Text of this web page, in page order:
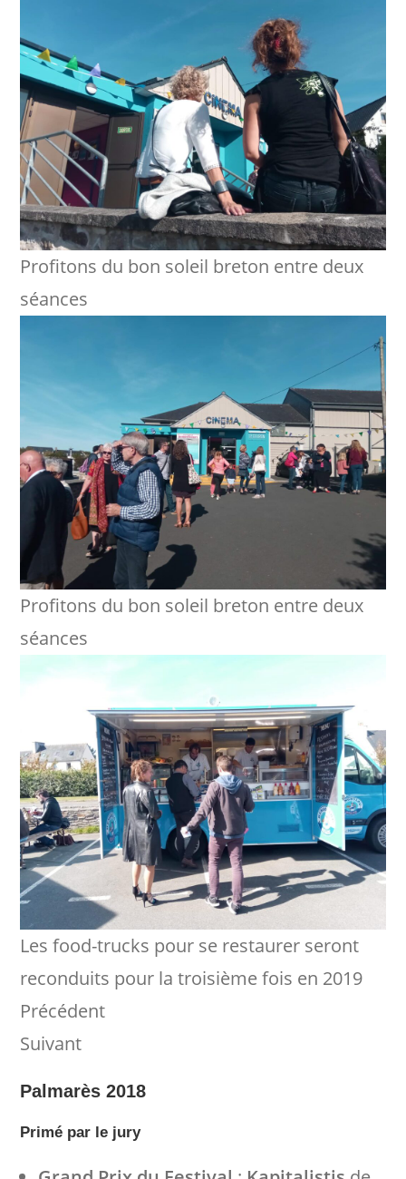
Profitons du bon soleil breton entre deux
séances
Profitons du bon soleil breton entre deux
séances
Les food-trucks pour se restaurer seront
reconduits pour la troisième fois en 2019
Précédent
Suivant
Palmarès 2018
Primé par le jury